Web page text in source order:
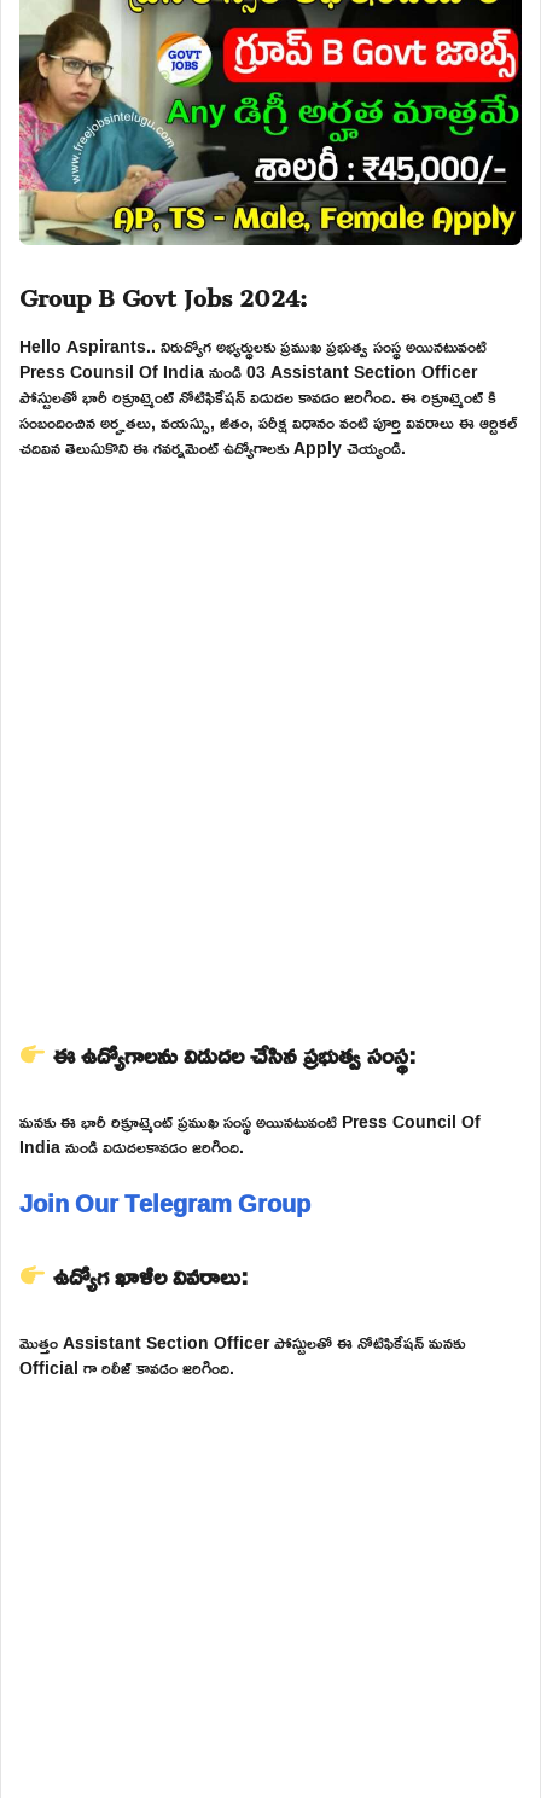
Group B Govt Jobs 2024:
Hello Aspirants.. నిరుద్యోగ అభ్యర్థులకు ప్రముఖ ప్రభుత్వ సంస్థ అయినటువంటి
Press Counsil Of India నుండి 03 Assistant Section Officer
పోస్టులతో భారీ రిక్రూట్మెంట్ నోటిఫికేషన్ విడుదల కావడం జరిగింది. ఈ రిక్రూట్మెంట్ కి
సంబందించిన అర్హతలు, వయస్సు, జీతం, పరీక్ష విధానం వంటి పూర్తి వివరాలు ఈ ఆర్టికల్
చదివిన తెలుసుకొని ఈ గవర్నమెంట్ ఉద్యోగాలకు Apply చెయ్యండి.
ఈ ఉద్యోగాలను విడుదల చేసిన ప్రభుత్వ సంస్థ:
మనకు ఈ భారీ రిక్రూట్మెంట్ ప్రముఖ సంస్థ అయినటువంటి Press Council Of
India నుండి విడుదలకావడం జరిగింది.
Join Our Telegram Group
ఉద్యోగ ఖాళీల వివరాలు:
మొత్తం Assistant Section Officer పోస్టులతో ఈ నోటిఫికేషన్ మనకు
Official గా రిలీజ్ కావడం జరిగింది.